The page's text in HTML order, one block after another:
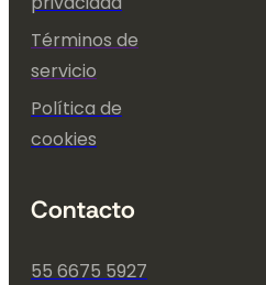
Términos de
servicio
Política de
cookies
Contacto
55 6675 5927